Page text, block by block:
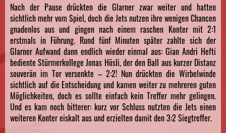
Nach der Pause drückten die Glarner zwar weiter und hatten
sichtlich mehr vom Spiel, doch die Jets nutzen ihre wenigen Chancen
gnadenlos aus und gingen nach einem raschen Konter mit 2:1
erstmals in Führung. Rund fünf Minuten später zahlte sich der
Glarner Aufwand dann endlich wieder einmal aus: Gian Andri Hefti
bediente Stürmerkollege Jonas Hösli, der den Ball aus kurzer Distanz
souverän im Tor versenkte – 2:2! Nun drückten die Wirbelwinde
sichtlich auf die Entscheidung und kamen weiter zu mehreren guten
Möglichkeiten, doch es sollte einfach kein Treffer mehr gelingen.
Und es kam noch bitterer: kurz vor Schluss nutzten die Jets einen
weiteren Konter eiskalt aus und erzielten damit den 3:2 Siegtreffer.